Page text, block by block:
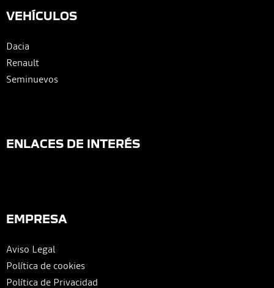
VEHÍCULOS
Dacia
Renault
Seminuevos
ENLACES DE INTERÉS
EMPRESA
Aviso Legal
Política de cookies
Política de Privacidad